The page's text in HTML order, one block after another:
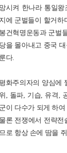
망시켜 한나라 통일
지에 군벌들이 할거하
봉건혁명운동과 군벌
당을 몰아내고 중국
룬다.
화주의자의 양심에
위, 돌파, 기습, 유격,
군이 다수가 되게 하
물론 전쟁에서 전략
므로 항상 손에 땀을